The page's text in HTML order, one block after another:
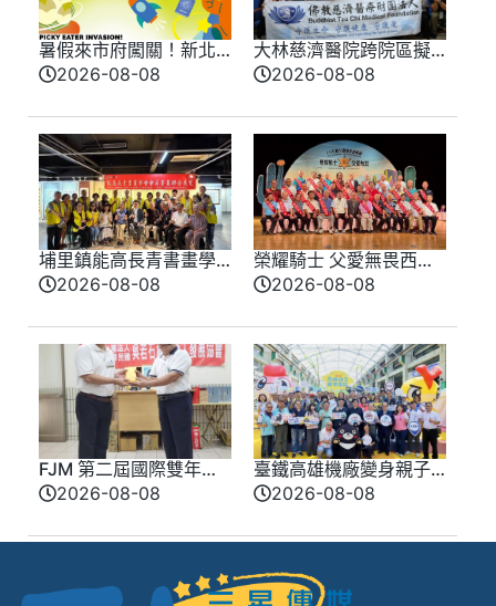
暑假來市府闖關！新北
味覺星球8/13登場 8/10
2026-08-08
大林慈濟醫院跨院區擬
真情境競賽登場 模擬
2026-08-08
埔里鎮能高長青書畫學
會會員聯合展 匯聚各界
2026-08-08
榮耀騎士 父愛無畏西部
牛仔風歡慶父親節 模
2026-08-08
FJM 第二屆國際雙年會
9 月台南登場 同步啟動
2026-08-08
臺鐵高雄機廠變身親子
樂園 陳其邁：讓歷史
2026-08-08